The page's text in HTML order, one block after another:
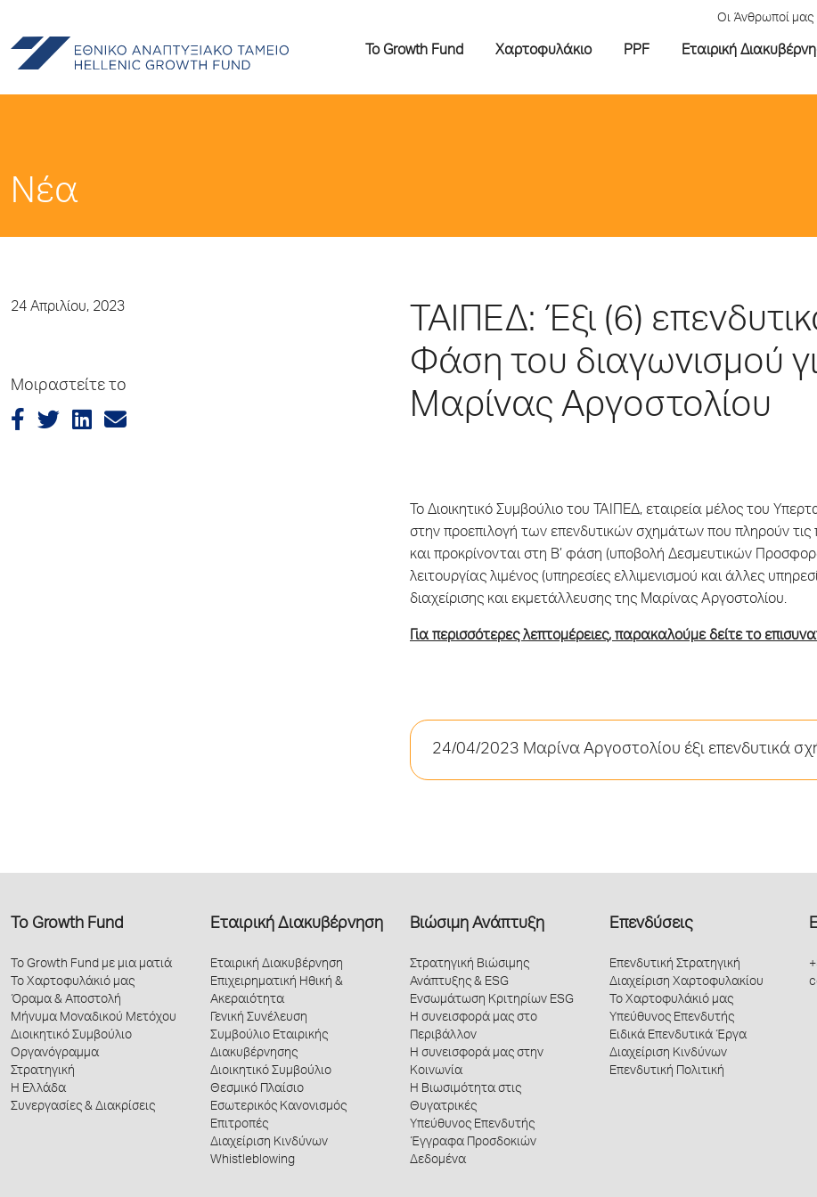
Οι Άνθρωποί μας
Το Growth Fund Χαρτοφυλάκιο PPF Εταιρική
Νέα
24 Απριλίου, 2023
Μοιραστείτε το
ΤΑΙΠΕΔ: Έξι (6)
Φάση του διαγωνισμού
Μαρίνας Αργοστολίου
To Διοικητικό Συμβούλιο του ΤΑΙΠΕΔ, εταιρεία μέλος του
στην προεπιλογή των επενδυτικών σχημάτων που πληρούν τις
και προκρίνονται στη Β’ φάση (υποβολή Δεσμευτικών
λειτουργίας λιμένος (υπηρεσίες ελλιμενισμού και άλλες
διαχείρισης και εκμετάλλευσης της Μαρίνας Αργοστολίου.
Για περισσότερες λεπτομέρειες, παρακαλούμε δείτε το
24/04/2023 Μαρίνα Αργοστολίου έξι επενδυτικά
Το Growth Fund
Το Growth Fund με μια ματιά
Το Χαρτοφυλάκιό μας
Όραμα & Αποστολή
Μήνυμα Μοναδικού Μετόχου
Διοικητικό Συμβούλιο
Οργανόγραμμα
Στρατηγική
Η Ελλάδα
Συνεργασίες & Διακρίσεις
Εταιρική Διακυβέρνηση
Εταιρική Διακυβέρνηση
Επιχειρηματική Ηθική &
Ακεραιότητα
Γενική Συνέλευση
Συμβούλιο Εταιρικής
Διακυβέρνησης
Διοικητικό Συμβούλιο
Θεσμικό Πλαίσιο
Εσωτερικός Κανονισμός
Επιτροπές
Διαχείριση Κινδύνων
Whistleblowing
Βιώσιμη Ανάπτυξη
Στρατηγική Βιώσιμης
Ανάπτυξης & ESG
Ενσωμάτωση Κριτηρίων ESG
Η συνεισφορά μας στο
Περιβάλλον
Η συνεισφορά μας στην
Κοινωνία
Η Βιωσιμότητα στις
Θυγατρικές
Υπεύθυνος Επενδυτής
Έγγραφα Προσδοκιών
Δεδομένα
Επενδύσεις
Επενδυτική Στρατηγική
Διαχείριση Χαρτοφυλακίου
Το Χαρτοφυλάκιό μας
Υπεύθυνος Επενδυτής
Ειδικά Επενδυτικά Έργα
Διαχείριση Κινδύνων
Επενδυτική Πολιτική